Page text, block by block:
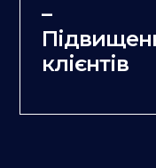
–
клієнтів